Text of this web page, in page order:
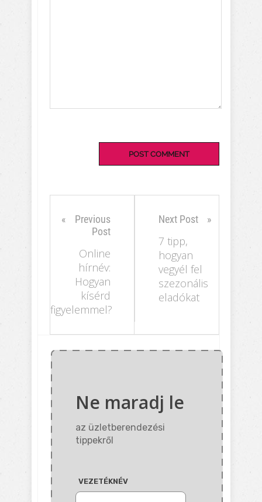
Previous
Post
Online
hírnév:
Hogyan
kísérd
figyelemmel?
Next Post
7 tipp,
hogyan
vegyél fel
szezonális
eladókat
Ne maradj le
az üzletberendezési
tippekről
VEZETÉKNÉV